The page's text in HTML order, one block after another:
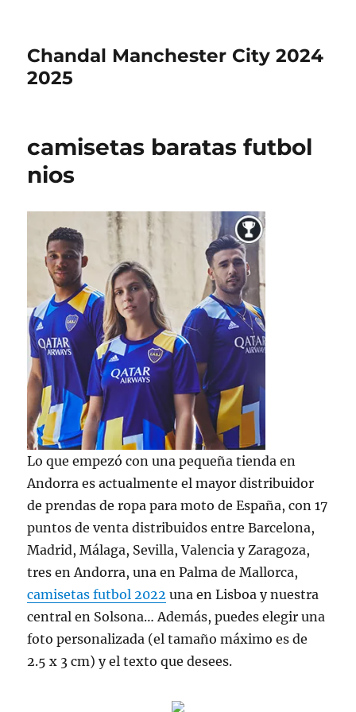
Chandal Manchester City 2024
2025
camisetas baratas futbol
nios
Lo que empezó con una pequeña tienda en
Andorra es actualmente el mayor distribuidor
de prendas de ropa para moto de España, con 17
puntos de venta distribuidos entre Barcelona,
Madrid, Málaga, Sevilla, Valencia y Zaragoza,
tres en Andorra, una en Palma de Mallorca,
camisetas futbol 2022 una en Lisboa y nuestra
central en Solsona… Además, puedes elegir una
foto personalizada (el tamaño máximo es de
2.5 x 3 cm) y el texto que desees.